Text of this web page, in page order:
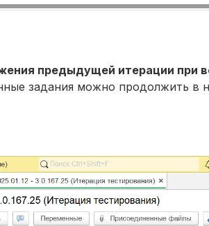
предыдущей итерации при
задания можно продолжить в